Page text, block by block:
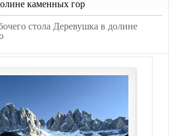
каменных гор
стола Деревушка в долине